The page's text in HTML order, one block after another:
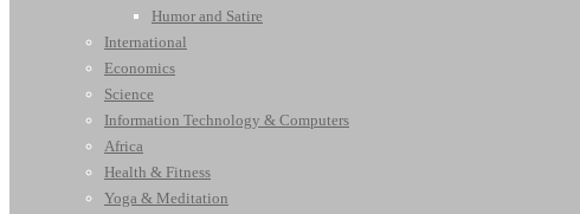
Humor and Satire
International
Economics
Science
Information Technology & Computers
Africa
Health & Fitness
Yoga & Meditation